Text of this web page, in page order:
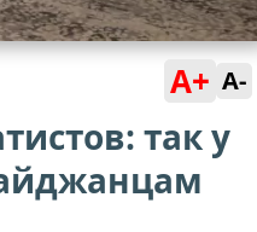
A+ A-
так у